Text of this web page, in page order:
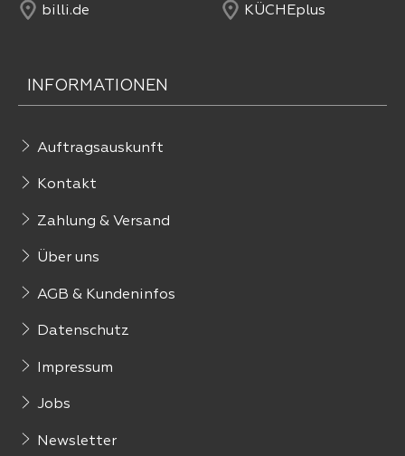
billi.de KÜCHEplus
INFORMATIONEN
Auftragsauskunft
Kontakt
Zahlung & Versand
Über uns
AGB & Kundeninfos
Datenschutz
Impressum
Jobs
Newsletter